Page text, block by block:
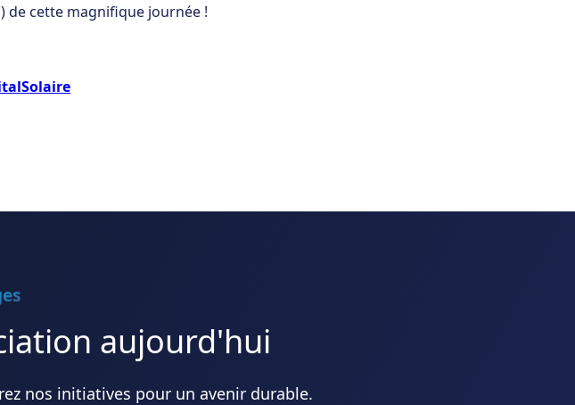
de cette magnifique journée !
aujourd'hui
nos initiatives pour un avenir durable.